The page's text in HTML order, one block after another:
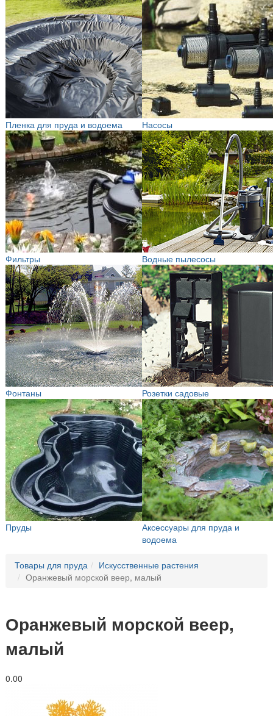
Пленка для пруда и водоема Насосы
Фильтры Водные пылесосы
Фонтаны Розетки садовые
Пруды
Аксессуары для пруда и
водоема
Товары для пруда
Искусственные растения
Оранжевый морской веер, малый
Оранжевый морской веер,
малый
0.00